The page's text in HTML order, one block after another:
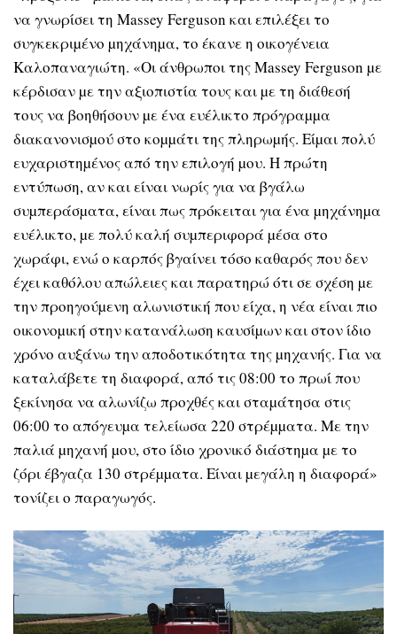
να γνωρίσει τη Massey Ferguson και επιλέξει το
συγκεκριµένο µηχάνηµα, το έκανε η οικογένεια
Καλοπαναγιώτη. «Οι άνθρωποι της Massey Ferguson µε
κέρδισαν µε την αξιοπιστία τους και µε τη διάθεσή
τους να βοηθήσουν µε ένα ευέλικτο πρόγραµµα
διακανονισµού στο κοµµάτι της πληρωµής. Είµαι πολύ
ευχαριστηµένος από την επιλογή µου. Η πρώτη
εντύπωση, αν και είναι νωρίς για να βγάλω
συµπεράσµατα, είναι πως πρόκειται για ένα µηχάνηµα
ευέλικτο, µε πολύ καλή συµπεριφορά µέσα στο
χωράφι, ενώ ο καρπός βγαίνει τόσο καθαρός που δεν
έχει καθόλου απώλειες και παρατηρώ ότι σε σχέση µε
την προηγούµενη αλωνιστική που είχα, η νέα είναι πιο
οικονοµική στην κατανάλωση καυσίµων και στον ίδιο
χρόνο αυξάνω την αποδοτικότητα της µηχανής. Για να
καταλάβετε τη διαφορά, από τις 08:00 το πρωί που
ξεκίνησα να αλωνίζω προχθές και σταµάτησα στις
06:00 το απόγευµα τελείωσα 220 στρέµµατα. Με την
παλιά µηχανή µου, στο ίδιο χρονικό διάστηµα µε το
ζόρι έβγαζα 130 στρέµµατα. Είναι µεγάλη η διαφορά»
τονίζει ο παραγωγός.